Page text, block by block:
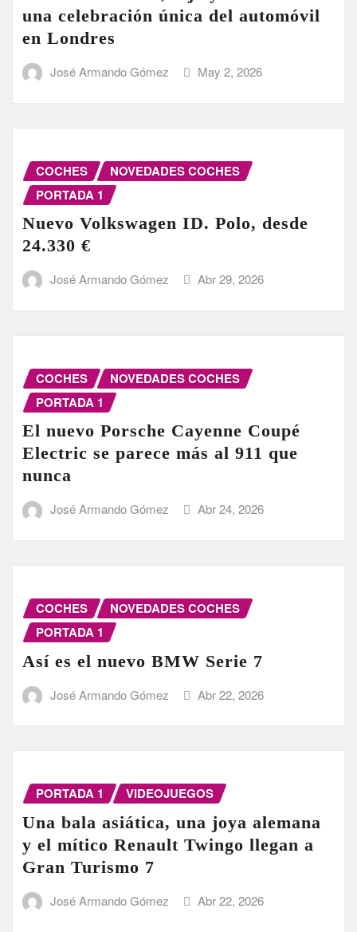
una celebración única del automóvil
en Londres
José Armando Gómez May 2, 2026
COCHES
NOVEDADES COCHES
PORTADA 1
Nuevo Volkswagen ID. Polo, desde
24.330 €
José Armando Gómez Abr 29, 2026
COCHES
NOVEDADES COCHES
PORTADA 1
El nuevo Porsche Cayenne Coupé
Electric se parece más al 911 que
nunca
José Armando Gómez Abr 24, 2026
COCHES
NOVEDADES COCHES
PORTADA 1
Así es el nuevo BMW Serie 7
José Armando Gómez Abr 22, 2026
PORTADA 1 VIDEOJUEGOS
Una bala asiática, una joya alemana
y el mítico Renault Twingo llegan a
Gran Turismo 7
José Armando Gómez Abr 22, 2026